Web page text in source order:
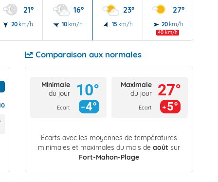
21°
20 km/h
16°
10 km/h
23°
15 km/h
27°
20 km/h
40 km/h
Comparaison aux normales
Minimale
du jour
Ecart
10°
4°
Maximale
du jour
Ecart
27°
5°
Écarts avec les moyennes de températures
minimales et maximales du mois de août sur
Fort-Mahon-Plage